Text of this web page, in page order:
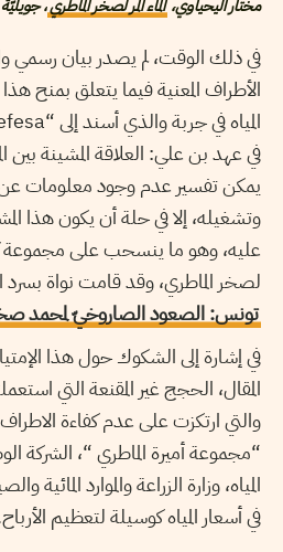
مختار اليحياوي، الماء المر لصخر الماطري، جويليّة 2010،
في ذلك الوقت، لم يصدر بيان رسمي
الأطراف المعنية فيما يتعلق بمنح
في عهد بن علي: العلاقة المشينة بين
يمكن تفسير عدم وجود معلومات عن
وتشغيله، إلا في حلة أن يكون هذا
عليه، وهو ما ينسحب على مجموعة
لصخر الماطري، وقد قامت نواة بسرد
تونس: الصعود الصاروخيّ لمحمد
في إشارة إلى الشكوك حول هذا
المقال، الحجج غير المقنعة التي
والتي ارتكزت على عدم كفاءة الاطراف
“مجموعة أميرة الماطري “، الشركة
المياه، وزارة الزراعة والموارد المائية
في أسعار المياه كوسيلة لتعظيم